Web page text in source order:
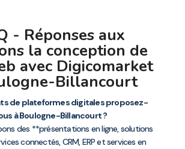
- Réponses aux
la conception de
avec Digicomarket
Billancourt
de plateformes digitales proposez-
à Boulogne-Billancourt ?
des **présentations en ligne, solutions
connectés, CRM, ERP et services en